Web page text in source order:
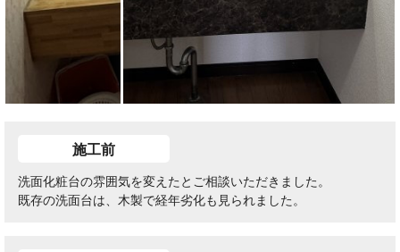
施工前
洗面化粧台の雰囲気を変えたとご相談いただきました。
既存の洗面台は、木製で経年劣化も見られました。